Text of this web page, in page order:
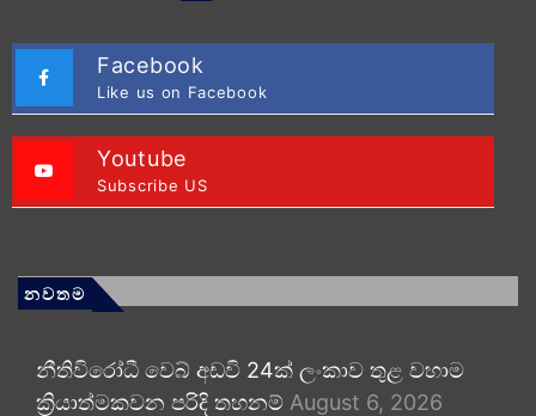
Facebook
Like us on Facebook
Youtube
Subscribe US
නවතම
නීතිවිරෝධී වෙබ් අඩවි 24ක් ලංකාව තුළ වහාම
ක්‍රියාත්මකවන පරිදි තහනම් August 6, 2026